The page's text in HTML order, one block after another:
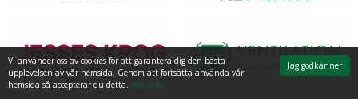
Jag godkänner
Vi använder oss av cookies för att garantera dig den bästa
upplevelsen av vår hemsida. Genom att fortsätta använda vår
hemsida så accepterar du detta. Mer info